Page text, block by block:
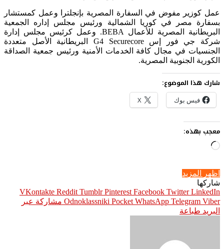
عمل كوزير مفوض في السفارة المصرية بإنجلترا وعمل كمستشار
بسفارة مصر في كوريا الشمالية ورئيس مجلس إداره الجمعية
البريطانية المصرية للأعمال BEBA. وعمل كرئيس مجلس إدارة
شركة جي فور إس G4 Securecore البريطانية الأصل متعددة
الجنسيات في مجال كافة الخدمات الأمنية ورئيس جمعية الصداقة
الكورية الجنوبية المصرية.
شارك هذا الموضوع:
فيس بوك X
معجب بهذه:
جاري
اظهر المزيد
شاركها
Facebook Twitter LinkedIn
Pinterest
Odnoklassniki Pocket WhatsApp Telegram Viber
مشاركة عبر
البريد طباعة